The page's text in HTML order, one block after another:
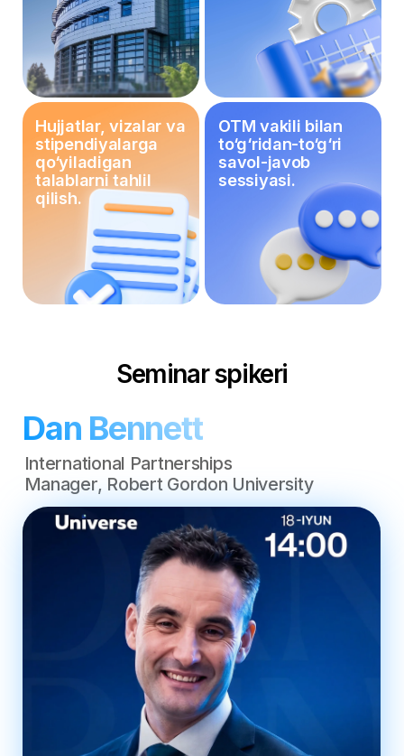
Joy band qilish
Seminar siz uchun,
agar
To‘g‘ridan-to‘g‘ri
universitetdan javob
olishni istasangiz.
Nimadan boshlashni
va qanday hujjatlar
Siz bakalavriat bosqichini
allaqachon tugatgansiz